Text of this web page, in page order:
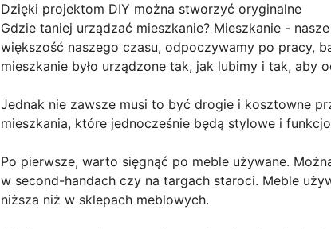
Dzięki projektom DIY można stworzyć oryginalne
Gdzie taniej urządzać mieszkanie? Mieszkanie -
większość naszego czasu, odpoczywamy po pracy,
mieszkanie było urządzone tak, jak lubimy i tak, aby
Jednak nie zawsze musi to być drogie i kosztowne
mieszkania, które jednocześnie będą stylowe i
Po pierwsze, warto sięgnąć po meble używane.
w second-handach czy na targach staroci. Meble
niższa niż w sklepach meblowych.